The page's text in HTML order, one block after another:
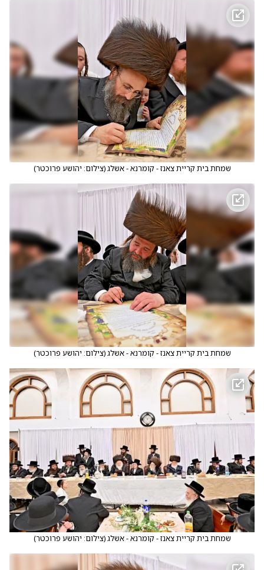
שמחת בית קריית צאנז - קומרנא - אשלג(צילום: יהושע פרוכטר)
שמחת בית קריית צאנז - קומרנא - אשלג(צילום: יהושע פרוכטר)
שמחת בית קריית צאנז - קומרנא - אשלג (צילום: יהושע פרוכטר)